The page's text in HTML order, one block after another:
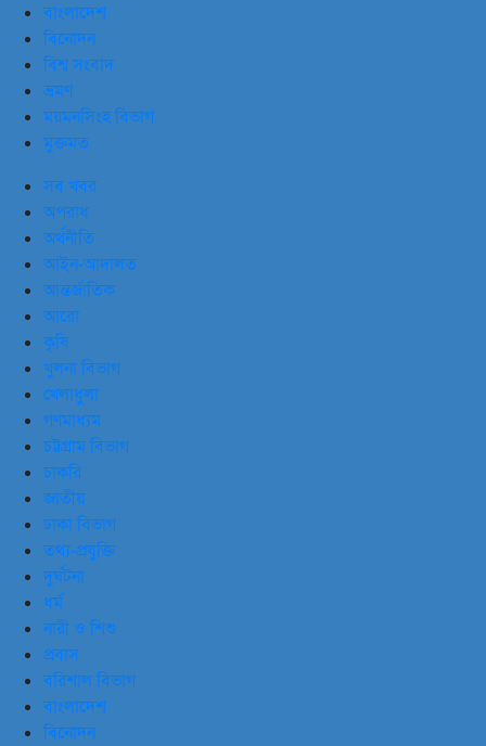
বাংলাদেশ
বিনোদন
বিশ্ব সংবাদ
ভ্রমণ
ময়মনসিংহ বিভাগ
মুক্তমত
সব খবর
অপরাধ
অর্থনীতি
আইন-আদালত
আন্তর্জাতিক
আরো
কৃষি
খুলনা বিভাগ
খেলাধুলা
গণমাধ্যম
চট্টগ্রাম বিভাগ
চাকরি
জাতীয়
ঢাকা বিভাগ
তথ্য-প্রযুক্তি
দুর্ঘটনা
ধর্ম
নারী ও শিশু
প্রবাস
বরিশাল বিভাগ
বাংলাদেশ
বিনোদন